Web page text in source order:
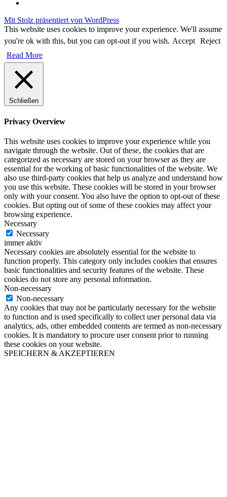
Mit Stolz präsentiert von WordPress
This website uses cookies to improve your experience. We'll assume
you're ok with this, but you can opt-out if you wish. Accept Reject
Read More
Schließen
Privacy Overview
This website uses cookies to improve your experience while you
navigate through the website. Out of these, the cookies that are
categorized as necessary are stored on your browser as they are
essential for the working of basic functionalities of the website. We
also use third-party cookies that help us analyze and understand how
you use this website. These cookies will be stored in your browser
only with your consent. You also have the option to opt-out of these
cookies. But opting out of some of these cookies may affect your
browsing experience.
Necessary
Necessary
immer aktiv
Necessary cookies are absolutely essential for the website to
function properly. This category only includes cookies that ensures
basic functionalities and security features of the website. These
cookies do not store any personal information.
Non-necessary
Non-necessary
Any cookies that may not be particularly necessary for the website
to function and is used specifically to collect user personal data via
analytics, ads, other embedded contents are termed as non-necessary
cookies. It is mandatory to procure user consent prior to running
these cookies on your website.
SPEICHERN & AKZEPTIEREN